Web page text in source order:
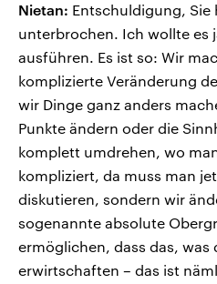
Nietan: Entschuldigung, Sie
unterbrochen. Ich wollte es
ausführen. Es ist so: Wir
komplizierte Veränderung
wir Dinge ganz anders
Punkte ändern oder die
komplett umdrehen, wo
kompliziert, da muss man
diskutieren, sondern wir
sogenannte absolute
ermöglichen, dass das, was
erwirtschaften – das ist